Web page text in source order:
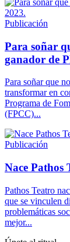
Publicación
Para soñar
ganador de
Para soñar que
transformar en
Programa de
(FPCC)...
Publicación
Nace Pathos
Pathos Teatro
que se vinculen
problemáticas
mejor...